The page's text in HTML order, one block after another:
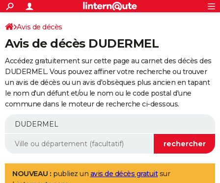
ACTUALITÉS
Politique
Société
Faits Divers
Education
Monde
Villes
+
SPORT
Coupe du monde 2026
Football
Tennis
Cyclisme
Rugby
Forum
Programme TV
TNT
Streaming
Cinéma
Sorties cinéma
Musique
+
FINANCE
Impôts
Immobilier
Risques naturels par ville
Banque
Assurance
Crédit
AUTO
Essais
Réserver un essai
Citadines
Berlines
SUV
Forum auto
+
Mobiles
Meilleur smartphone
Internet
Ordinateurs
Jeux vidéo
Guide high-tech
Aménagement intérieur
LIFESTYLE
Avis de décès
Avis de décès DUDERMEL
Accédez gratuitement sur cette page au carnet des décès des
DUDERMEL. Vous pouvez affiner votre recherche ou trouver
un avis de décès ou un avis d'obsèques plus ancien en tapant
le nom d'un défunt et/ou le nom ou le code postal d'une
commune dans le moteur de recherche ci-dessous.
NOUVEAU : publiez un avis de décès gratuitsur